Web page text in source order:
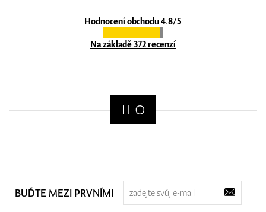
Hodnocení obchodu 4.8/5
Na základě 372 recenzí
BUĎTE MEZI PRVNÍMI